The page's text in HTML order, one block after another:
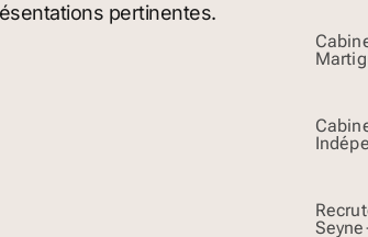
pertinentes.